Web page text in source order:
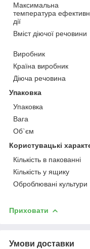
Максимальна
температура
дії
Вміст діючої речовини
Виробник
Країна виробник
Діюча речовина
Упаковка
Упаковка
Вага
Об`єм
Користувацькі
Кількість в пакованні
Кількість у ящику
Оброблювані культури
Приховати
Умови доставки